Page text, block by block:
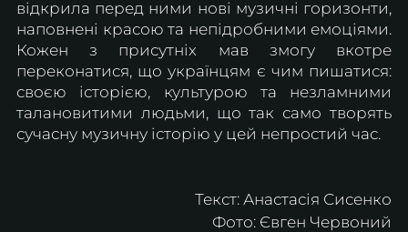
відкрила перед ними нові музичні горизонти,
наповнені красою та непідробними емоціями.
Кожен з присутніх мав змогу вкотре
переконатися, що українцям є чим пишатися:
своєю історією, культурою та незламними
талановитими людьми, що так само творять
сучасну музичну історію у цей непростий час.
Текст: Анастасія Сисенко
Фото: Євген Червоний